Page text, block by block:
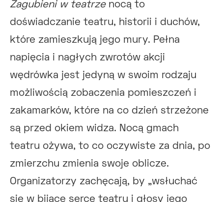
Zagubieni w teatrze nocą to
doświadczanie teatru, historii i duchów,
które zamieszkują jego mury. Pełna
napięcia i nagłych zwrotów akcji
wędrówka jest jedyną w swoim rodzaju
możliwością zobaczenia pomieszczeń i
zakamarków, które na co dzień strzeżone
są przed okiem widza. Nocą gmach
teatru ożywa, to co oczywiste za dnia, po
zmierzchu zmienia swoje oblicze.
Organizatorzy zachęcają, by „wsłuchać
się w bijące serce teatru i głosy jego